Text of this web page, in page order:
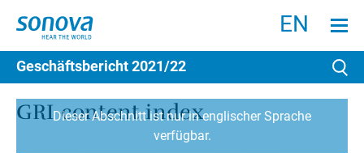
Geschäftsbericht2021/22
EN
Dieser Abschnitt ist nur in englischer Sprache
verfügbar.
GRI content index